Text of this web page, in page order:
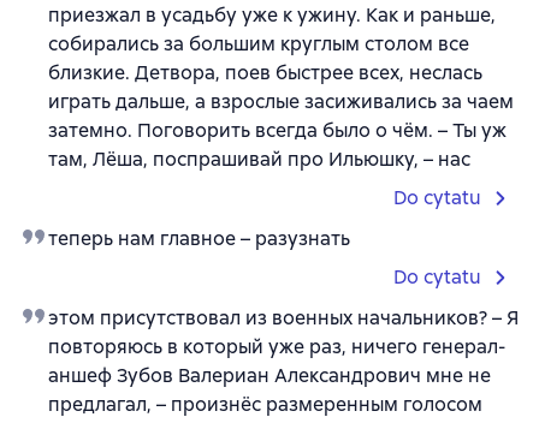
приезжал в усадьбу уже к ужину. Как и раньше,
собирались за большим круглым столом все
близкие. Детвора, поев быстрее всех, неслась
играть дальше, а взрослые засиживались за чаем
затемно. Поговорить всегда было о чём. – Ты уж
там, Лёша, поспрашивай про Ильюшку, – нас
Do cytatu
теперь нам главное – разузнать
Do cytatu
этом присутствовал из военных начальников? – Я
повторяюсь в который уже раз, ничего генерал-
аншеф Зубов Валериан Александрович мне не
предлагал, – произнёс размеренным голосом